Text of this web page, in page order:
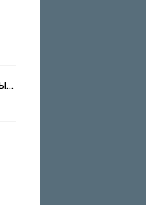
Танцы мы устроим танцы Ты такая классная